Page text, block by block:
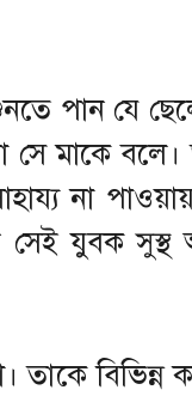
পান যে ছেলে
মাকে বলে।
না
সেই যুবক
বিভিন্ন